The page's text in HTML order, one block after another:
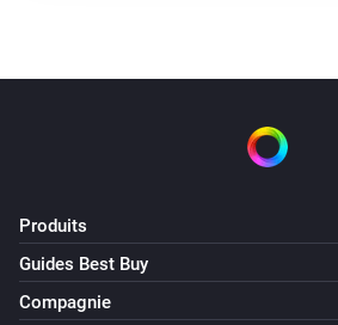
Produits
Guides Best Buy
Compagnie